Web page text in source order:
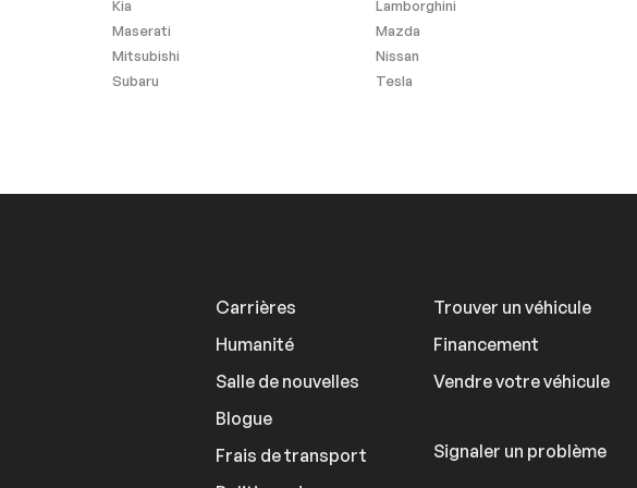
Kia Lamborghini
Maserati Mazda
Mitsubishi Nissan
Subaru Tesla
Carrières
Humanité
Salle de nouvelles
Blogue
Frais de transport
Trouver un véhicule
Financement
Vendre votre véhicule
Signaler un problème